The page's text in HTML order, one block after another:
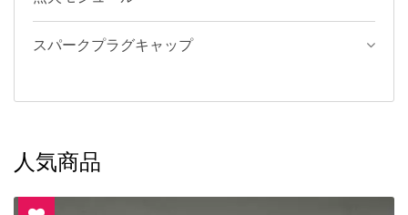
スパークプラグキャップ
人気商品